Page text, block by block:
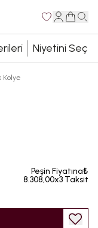
Niyetini Seç
Kolye
Peşin Fiyatına₺
8.308,00x3 Taksit